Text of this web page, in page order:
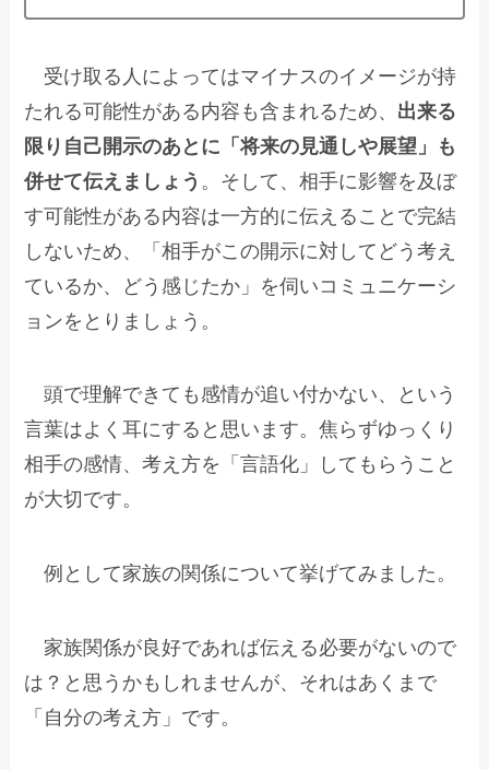
受け取る人によってはマイナスのイメージが持
たれる可能性がある内容も含まれるため、 出来る
限り自己開示のあとに「将来の見通しや展望」も
併せて伝えましょう 。そして、相手に影響を及ぼ
す可能性がある内容は一方的に伝えることで完結
しないため、「相手がこの開示に対してどう考え
ているか、どう感じたか」を伺いコミュニケーシ
ョンをとりましょう。
頭で理解できても感情が追い付かない、という
言葉はよく耳にすると思います。焦らずゆっくり
相手の感情、考え方を「言語化」してもらうこと
が大切です。
例として家族の関係について挙げてみました。
家族関係が良好であれば伝える必要がないので
は？と思うかもしれませんが、それはあくまで
「自分の考え方」です。